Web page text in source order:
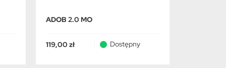
ADOB 2.0 MO
119,00 zł Dostępny